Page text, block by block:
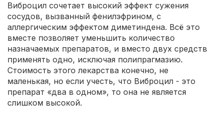
Виброцил сочетает высокий эффект сужения
сосудов, вызванный фенилэфрином, с
аллергическим эффектом диметиндена. Всё это
вместе позволяет уменьшить количество
назначаемых препаратов, и вместо двух средств
применять одно, исключая полипрагмазию.
Стоимость этого лекарства конечно, не
маленькая, но если учесть, что Виброцил - это
препарат «два в одном», то она не является
слишком высокой.